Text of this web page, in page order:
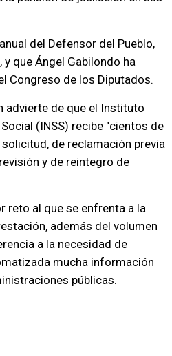
del Defensor del Pueblo,
y que Ángel Gabilondo ha
Congreso de los Diputados.
advierte de que el Instituto
(INSS) recibe "cientos de
de reclamación previa
y de reintegro de
reto al que se enfrenta a la
además del volumen
a la necesidad de
mucha información
públicas.